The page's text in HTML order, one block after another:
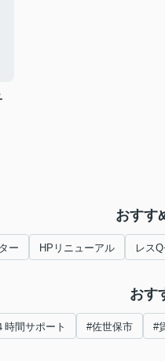
おすす
ー HPリニューアル レス
おす
時間サポート #佐世保市 #